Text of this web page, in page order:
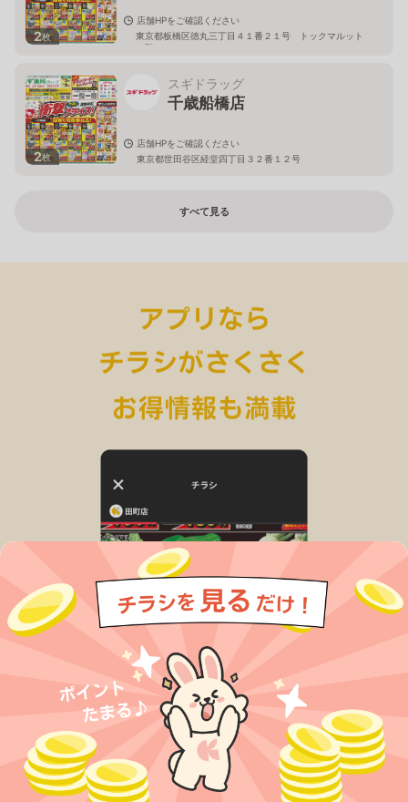
2枚
店舗HPをご確認ください
東京都板橋区徳丸三丁目４１番２１号 トックマルット
１階
2枚
スギドラッグ
千歳船橋店
店舗HPをご確認ください
東京都世田谷区経堂四丁目３２番１２号
すべて見る